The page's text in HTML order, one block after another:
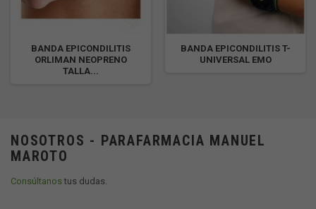
BANDA EPICONDILITIS
ORLIMAN NEOPRENO
TALLA...
BANDA EPICONDILITIS T-
UNIVERSAL EMO
NOSOTROS - PARAFARMACIA MANUEL
MAROTO
Consúltanostus dudas.